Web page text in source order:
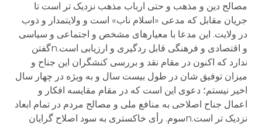
مصالح دین و مذهب و حتی ارباب مذهب نزدیک تر است تا
جریان مقابل که مدعی «اسلام ناب» است و ولایتمدار و ذوب
در ولایت. این مدعا با معیارهای مشخص و اجتماعی و سیاسی
و اقتصادی و فرهنگی قابل ردگیری و ارزیابی است.nگفتن
ندارد که اکنون در مقام نقد و بررسی کنشگران این جناح و
میزان توفیق شان در طول بیست سال و به ویژه در چهار سال
اخیر نیستم؛ دعوی این است که در مقام مقایسه افکار و
اعمال جناح اصلاحی به منافع ملی و مصالح مردم در تمام ابعاد
نزدیک تر است.nسوم. رأی خاکستری به سود اصلاح گرایان